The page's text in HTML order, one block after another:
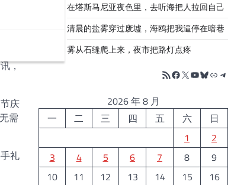
，
庆
需
礼
在塔斯马尼亚夜色里，去听海把人拉回自己
清晨的盐雾穿过废墟，海鸥把我逼停在暗巷
雾从石缝爬上来，夜市把路灯点疼
RSS FeedFacebook
X YouTube
Bluesky
链接
2026 年 8 月
一
二 三 四 五 六
日
1
2
3
4 5 6 7 8
9
10
11 12 13 14 15
16